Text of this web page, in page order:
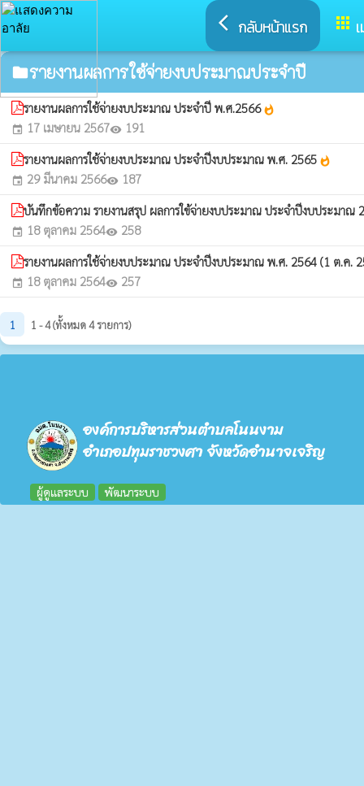
arrow_back_ios กลับหน้าแรก apps
folderรายงานผลการใช้จ่ายงบประมาณประจำปี
รายงานผลการใช้จ่ายงบประมาณ ประจำปี พ.ศ.2566whatshot
event 17 เมษายน 2567visibility 191
รายงานผลการใช้จ่ายงบประมาณ ประจำปีงบประมาณ พ.ศ. 2565 whatshot
event 29 มีนาคม 2566visibility 187
บันทึกข้อความ รายงานสรุป ผลการใข้จ่ายงบประมาณ ประจำปีงบประมาณ
event 18 ตุลาคม 2564visibility 258
รายงานผลการใช้จ่ายงบประมาณ ประจำปีงบประมาณ พ.ศ. 2564 (1 ต.ค.
event 18 ตุลาคม 2564visibility 257
1 1 - 4 (ทั้งหมด 4 รายการ)
องค์การบริหารส่วนตำบลโนนงาม
อำเภอปทุมราชวงศา จังหวัดอำนาจเจริญ
ผู้ดูแลระบบ พัฒนาระบบ